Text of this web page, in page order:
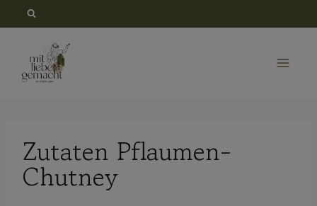
springen
Zutaten Pflaumen-
Chutney